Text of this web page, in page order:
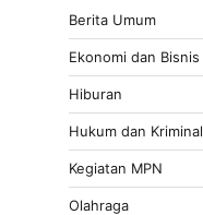
Berita Umum
Ekonomi dan Bisnis
Hiburan
Hukum dan Kriminal
Kegiatan MPN
Olahraga